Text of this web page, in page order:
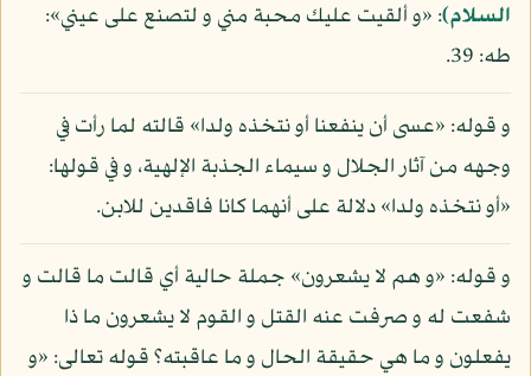
السلام): «و ألقيت عليك محبة مني و لتصنع على عيني»:
طه: 39.
و قوله: «عسى أن ينفعنا أو نتخذه ولدا» قالته لما رأت في
وجهه من آثار الجلال و سيماء الجذبة الإلهية، و في قولها:
«أو نتخذه ولدا» دلالة على أنهما كانا فاقدين للابن.
و قوله: «و هم لا يشعرون» جملة حالية أي قالت ما قالت و
شفعت له و صرفت عنه القتل و القوم لا يشعرون ما ذا
يفعلون و ما هي حقيقة الحال و ما عاقبته؟ قوله تعالى: «و